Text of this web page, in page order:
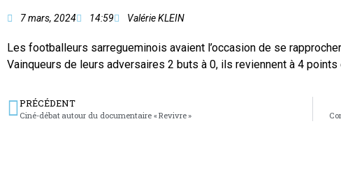
7 mars, 2024 14:59 Valérie KLEIN
Les footballeurs sarregueminois avaient l’occasion de se
Vainqueurs de leurs adversaires 2 buts à 0, ils reviennent à 4 points
PRÉCÉDENT
Ciné-débat autour du documentaire « Revivre »